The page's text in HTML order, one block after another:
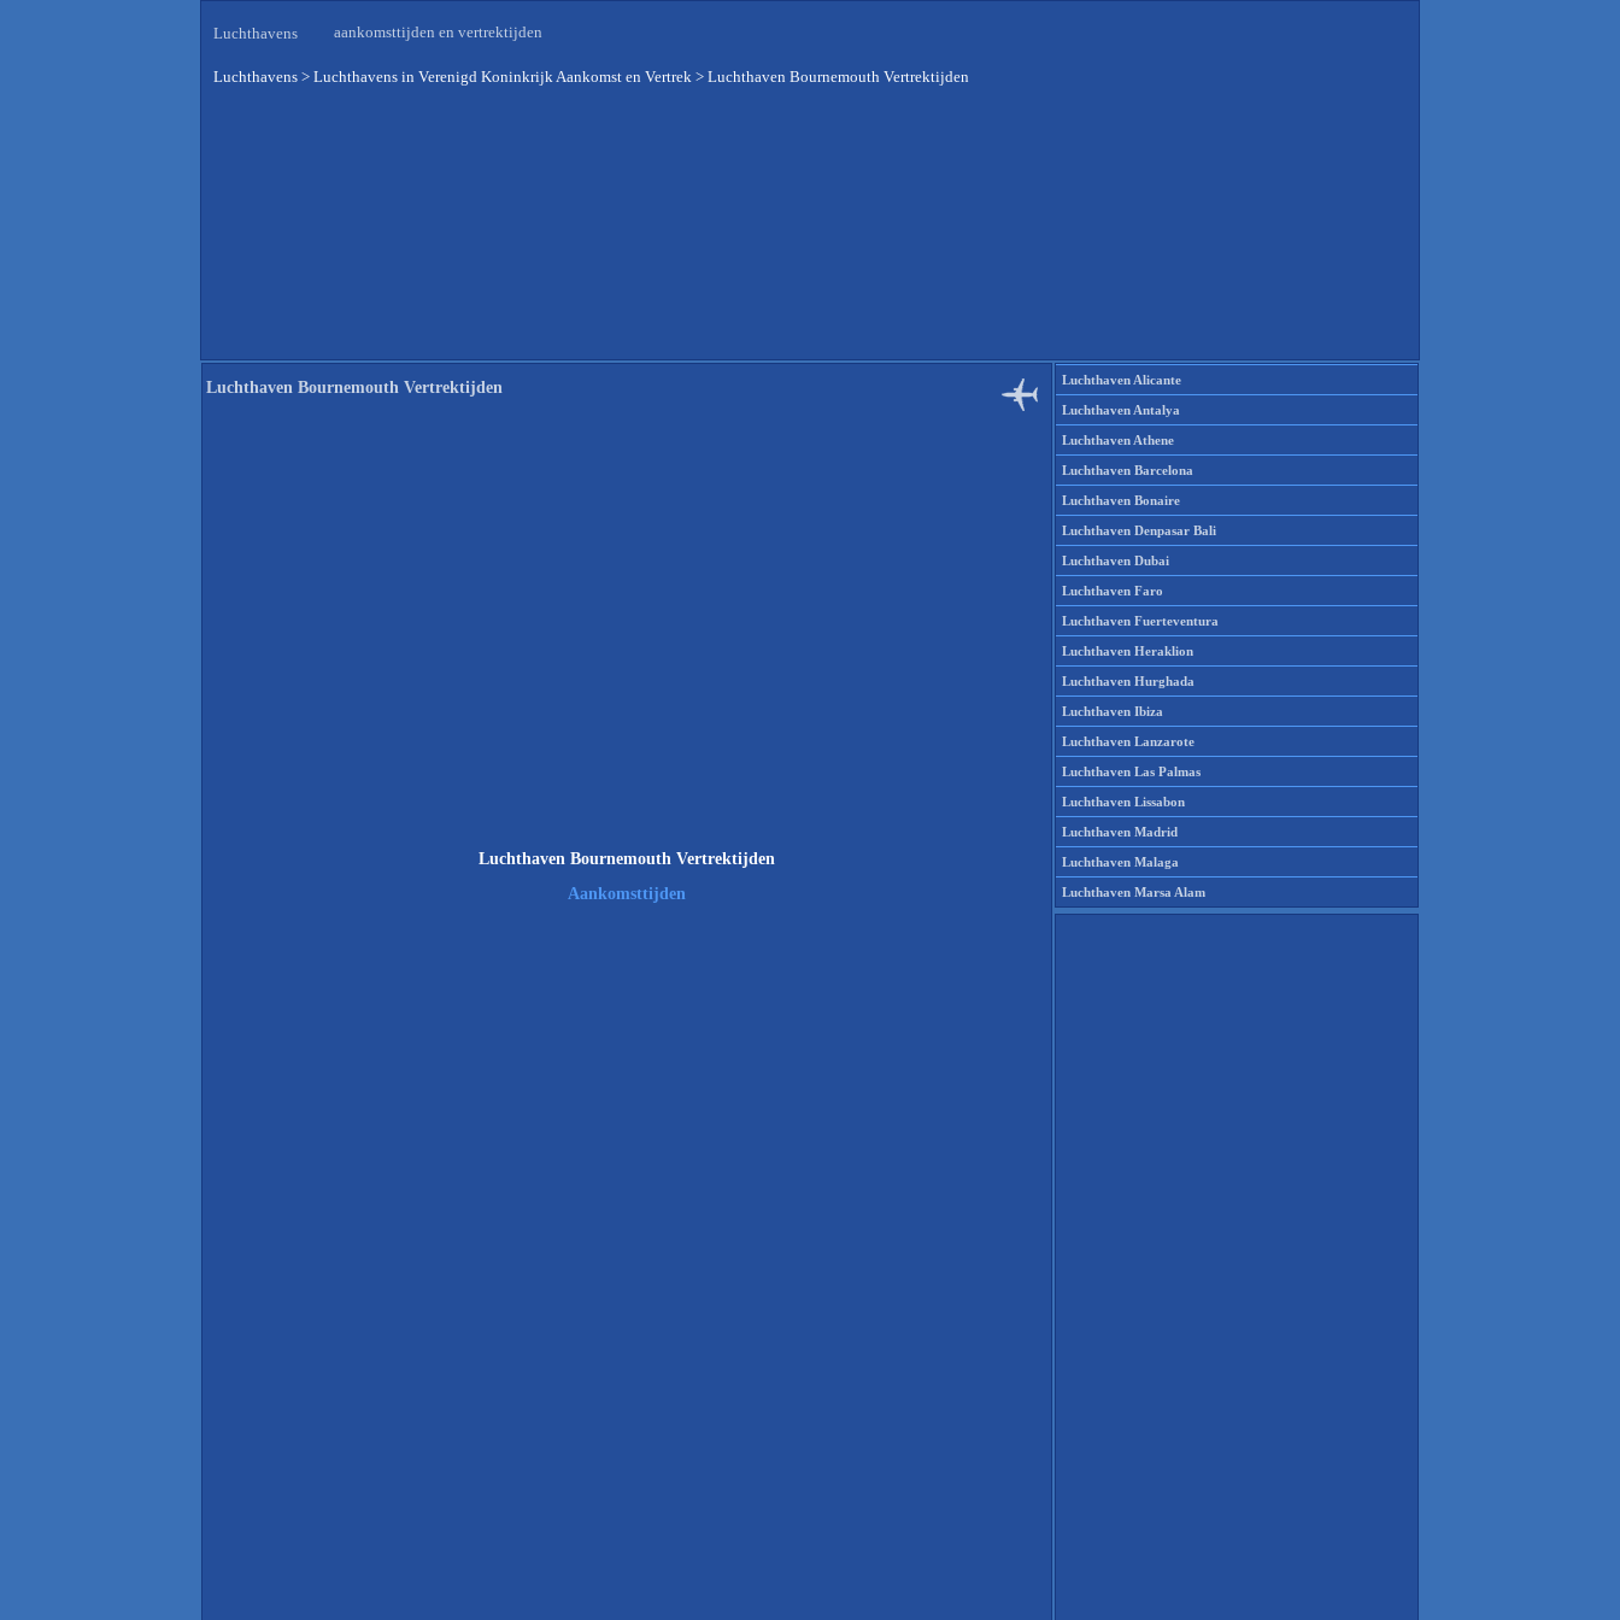
Luchthavens aankomsttijden en vertrektijden
Luchthavens > Luchthavens in Verenigd Koninkrijk Aankomst en Vertrek > Luchthaven Bournemouth Vertrektijden
Luchthaven Bournemouth Vertrektijden
Luchthaven Bournemouth Vertrektijden
Aankomsttijden
Luchthaven Alicante
Luchthaven Antalya
Luchthaven Athene
Luchthaven Barcelona
Luchthaven Bonaire
Luchthaven Denpasar Bali
Luchthaven Dubai
Luchthaven Faro
Luchthaven Fuerteventura
Luchthaven Heraklion
Luchthaven Hurghada
Luchthaven Ibiza
Luchthaven Lanzarote
Luchthaven Las Palmas
Luchthaven Lissabon
Luchthaven Madrid
Luchthaven Malaga
Luchthaven Marsa Alam